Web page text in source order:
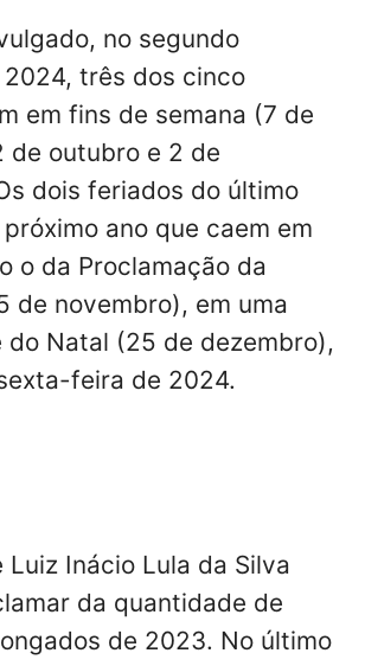
no segundo
três dos cinco
em fins de semana (7 de
de outubro e 2 de
dois feriados do último
ano que caem em
o da Proclamação da
de novembro), em uma
Natal (25 de dezembro),
feira de 2024.
Luiz Inácio Lula da Silva
da quantidade de
de 2023. No último